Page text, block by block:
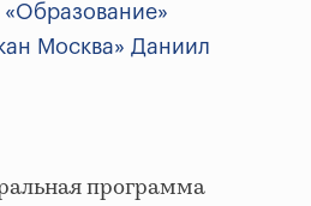
Москва» Даниил
программа